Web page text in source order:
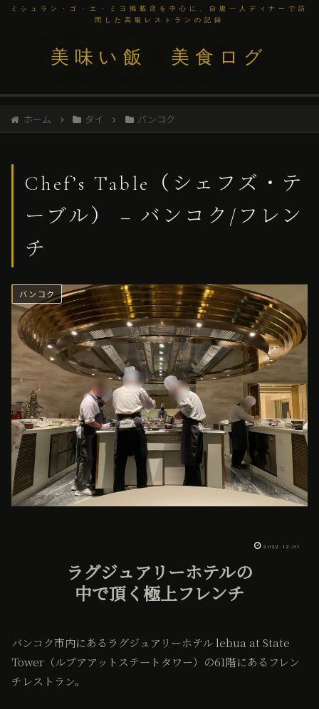
ミシュラン・ゴ・エ・ミヨ掲載店を中心に、自腹一人ディナーで訪
問した高級レストランの記録
美味い飯 美食ログ
ホーム タイ バンコク
Chef’s Table（シェフズ・テ
ーブル） – バンコク/フレン
チ
バンコク
2022.12.01
ラグジュアリーホテルの
中で頂く極上フレンチ
バンコク市内にあるラグジュアリーホテル lebua at State
Tower（ルブアアットステートタワー）の61階にあるフレン
チレストラン。